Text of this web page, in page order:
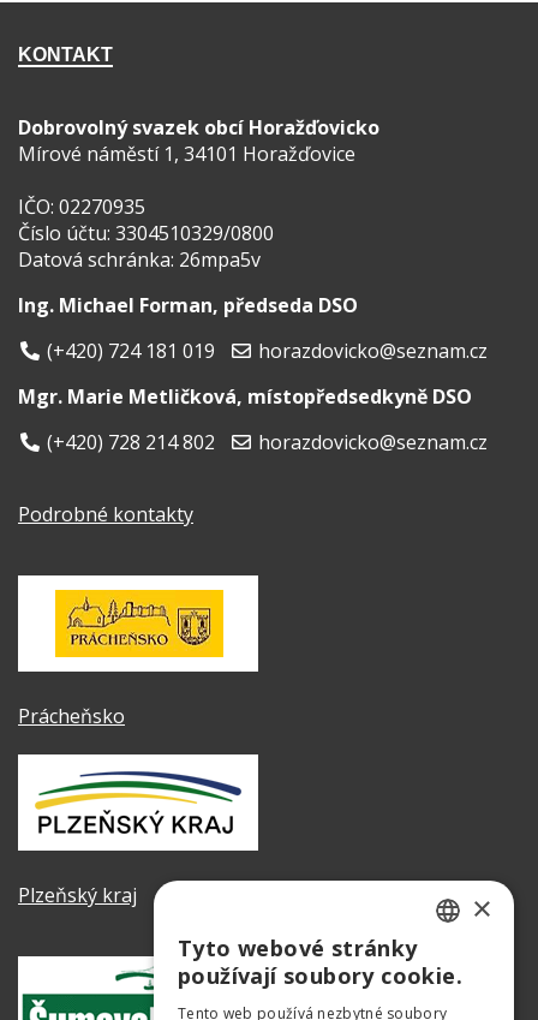
KONTAKT
Dobrovolný svazek obcí Horažďovicko
Mírové náměstí 1, 34101 Horažďovice
IČO: 02270935
Číslo účtu: 3304510329/0800
Datová schránka: 26mpa5v
Ing. Michael Forman, předseda DSO
(+420) 724 181 019
horazdovicko@seznam.cz
Mgr. Marie Metličková, místopředsedkyně DSO
(+420) 728 214 802
horazdovicko@seznam.cz
Podrobné kontakty
Prácheňsko
Plzeňský kraj ×
Tyto webové stránky
používají soubory cookie.
Tento web používá nezbytné soubory